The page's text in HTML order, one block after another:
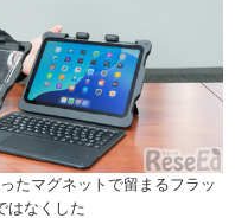
たマグネットで留まるフラッ
はなくした